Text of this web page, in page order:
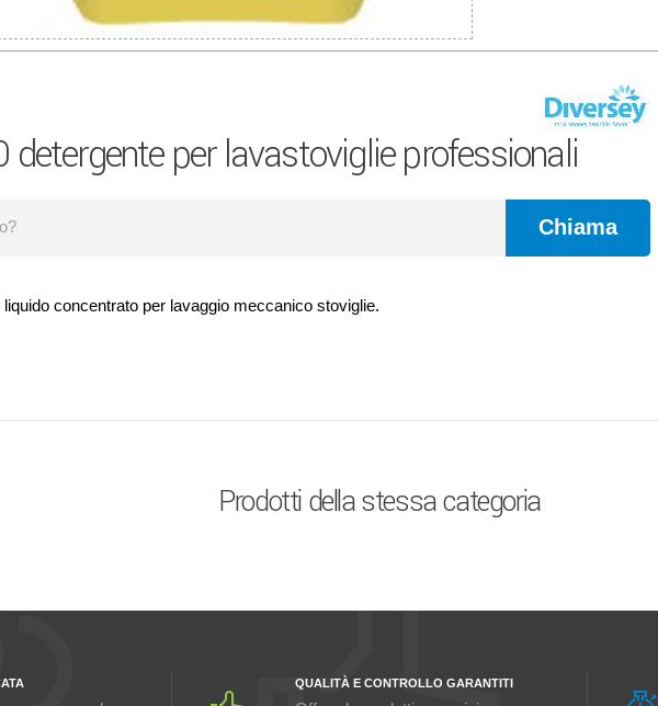
detergente per lavastoviglie professionali
Chiama
concentrato per lavaggio meccanico stoviglie.
Prodotti della stessa categoria
QUALITÀ E CONTROLLO GARANTITI